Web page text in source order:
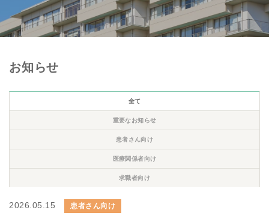
お知らせ
全て
重要なお知らせ
患者さん向け
医療関係者向け
求職者向け
2026.05.15 患者さん向け